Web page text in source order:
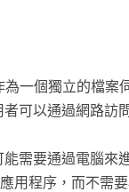
一個獨立的檔案
可以通過網路訪
需要通過電腦來
用程序，而不需要